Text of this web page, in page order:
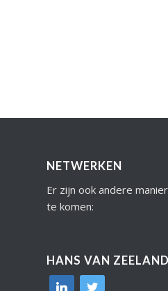
NETWERKEN
Er zijn ook andere
te komen:
HANS VAN ZEELAND
linkedin
twitter